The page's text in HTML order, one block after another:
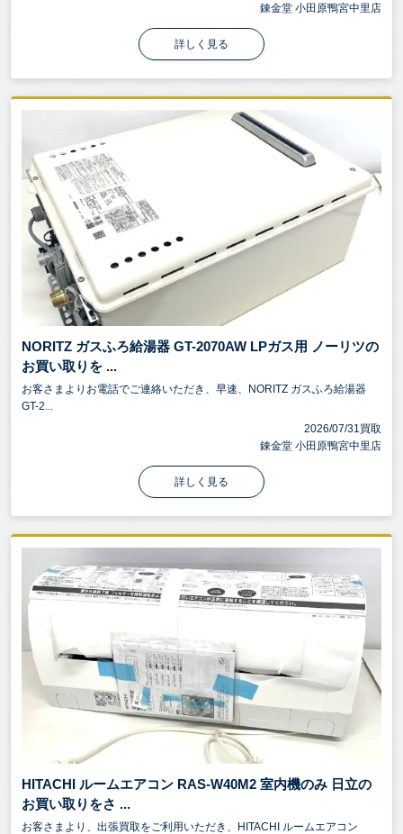
錬金堂 小田原鴨宮中里店
詳しく見る
NORITZ ガスふろ給湯器 GT-2070AW LPガス用 ノーリツの
お買い取りを ...
お客さまよりお電話でご連絡いただき、早速、NORITZ ガスふろ給湯器
GT-2...
2026/07/31買取
錬金堂 小田原鴨宮中里店
詳しく見る
HITACHI ルームエアコン RAS-W40M2 室内機のみ 日立の
お買い取りをさ ...
お客さまより、出張買取をご利用いただき、HITACHI ルームエアコン